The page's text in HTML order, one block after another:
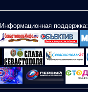
Информационная поддержка: